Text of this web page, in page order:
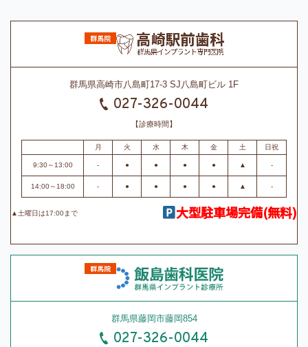
群馬県高崎市八島町17-3 SJ八島町ビル 1F
027-326-0044
【診療時間】
月 火 水 木 金 土 日祝
9:30～13:00 - ● ● ● ● ▲ -
14:00～18:00 - ● ● ● ● ▲ -
▲土曜日は17:00まで 大型駐車場完備(無料)
群馬県藤岡市藤岡854
027-326-0044